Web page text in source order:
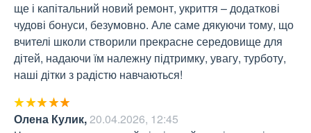
ще і капітальний новий ремонт, укриття – додаткові
чудові бонуси, безумовно. Але саме дякуючи тому, що
вчителі школи створили прекрасне середовище для
дітей, надаючи їм належну підтримку, увагу, турботу,
наші дітки з радістю навчаються!
Олена Кулик,20.04.2026, 12:45